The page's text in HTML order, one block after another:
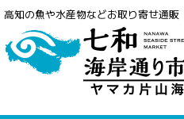
高知の魚や水産物などお取り寄せ通販